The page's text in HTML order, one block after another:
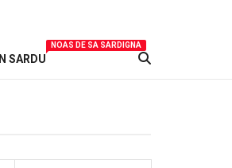
IN SARDU
NOAS DE SA SARDIGNA